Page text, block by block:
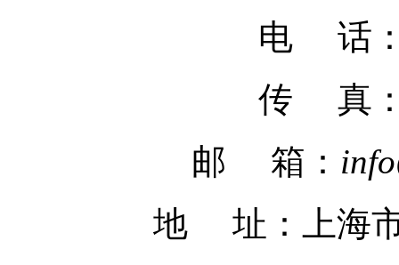
电 话：
传 真
邮 箱：
地 址：上海市